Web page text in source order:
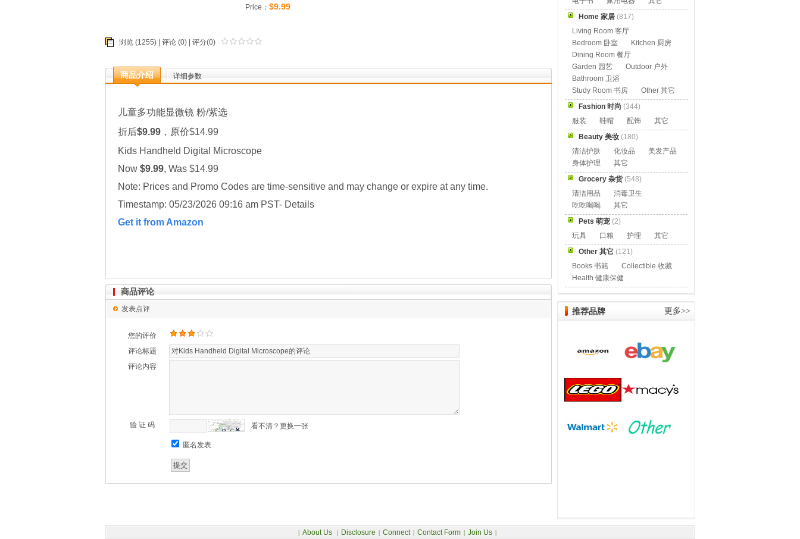
Price： $9.99
浏览 (1255) | 评论 (0) | 评分(0)
商品介绍 详细参数
儿童多功能显微镜 粉/紫选
折后$9.99 ，原价$14.99
Kids Handheld Digital Microscope
Now $9.99, Was $14.99
Note: Prices and Promo Codes are time-sensitive and may change or expire at any time.
Timestamp: 05/23/2026 09:16 am PST- Details
Get it from Amazon
商品评论
发表点评
您的评价
评论标题
评论内容
验 证 码 看不清？更换一张
匿名发表
Home 家居 (817)
Living Room 客厅
Bedroom 卧室
Kitchen 厨房
Dining Room 餐厅
Garden 园艺
Outdoor 户外
Bathroom 卫浴
Study Room 书房
Other 其它
Fashion 时尚 (344)
服装
鞋帽 配饰
其它
Beauty 美妆 (180)
清洁护肤
化妆品
美发产品
身体护理
其它
Grocery 杂货(548)
清洁用品
消毒卫生
吃吃喝喝
其它
Pets 萌宠 (2)
玩具
口粮 护理
其它
Other 其它 (121)
Books 书籍
Collectible 收藏
Health 健康保健
推荐品牌 更多>>
| About Us | Disclosure | Connect | Contact Form | Join Us |